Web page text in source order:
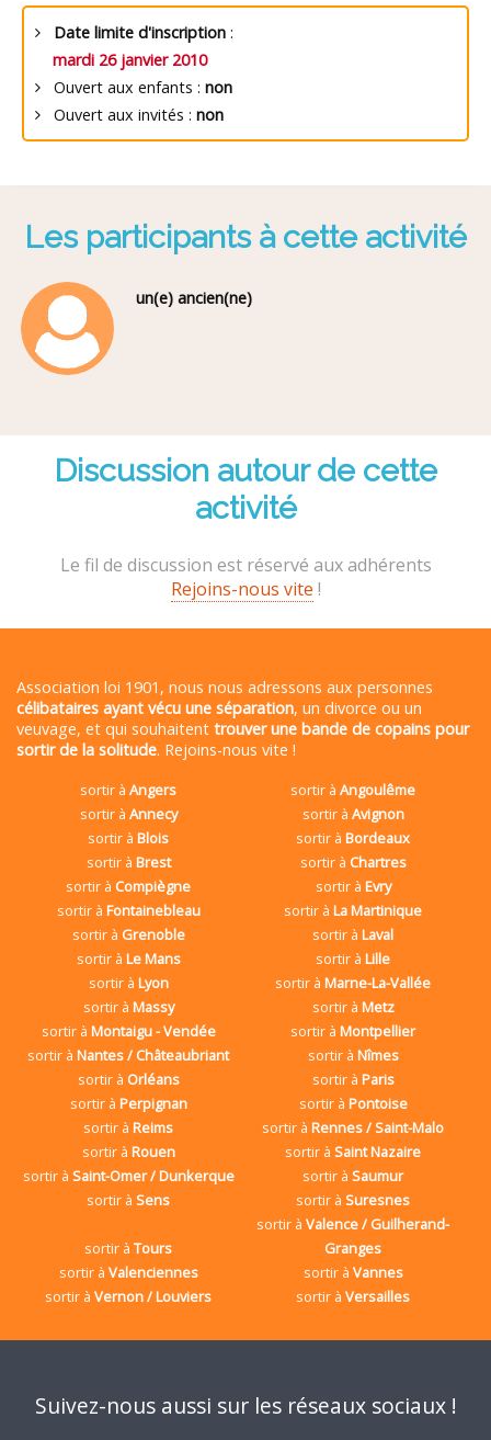
Date limite d'inscription :
mardi 26 janvier 2010
Ouvert aux enfants : non
Ouvert aux invités : non
Les participants à cette activité
un(e) ancien(ne)
Discussion autour de cette
activité
Le fil de discussion est réservé aux adhérents
Rejoins-nous vite !
Association loi 1901, nous nous adressons aux personnes
célibataires ayant vécu une séparation, un divorce ou un
veuvage, et qui souhaitent trouver une bande de copains pour
sortir de la solitude. Rejoins-nous vite !
sortir àAngers sortir àAngoulême
sortir à Annecy sortir à Avignon
sortir àBlois sortir àBordeaux
sortir à Brest sortir à Chartres
sortir à Compiègne sortir à Evry
sortir à Fontainebleau sortir àLa Martinique
sortir à Grenoble sortir àLaval
sortir à Le Mans sortir àLille
sortir à Lyon sortir àMarne-La-Vallée
sortir à Massy sortir à Metz
sortir à Montaigu - Vendée sortir àMontpellier
sortir àNantes / Châteaubriant sortir à Nîmes
sortir à Orléans sortir à Paris
sortir à Perpignan sortir à Pontoise
sortir àReims sortir àRennes / Saint-Malo
sortir à Rouen sortir àSaint Nazaire
sortir à Saint-Omer / Dunkerque sortir àSaumur
sortir àSens sortir àSuresnes
sortir àTours
sortir àValence / Guilherand-
Granges
sortir à Valenciennes sortir à Vannes
sortir àVernon / Louviers sortir àVersailles
Suivez-nous aussi sur les réseaux sociaux !